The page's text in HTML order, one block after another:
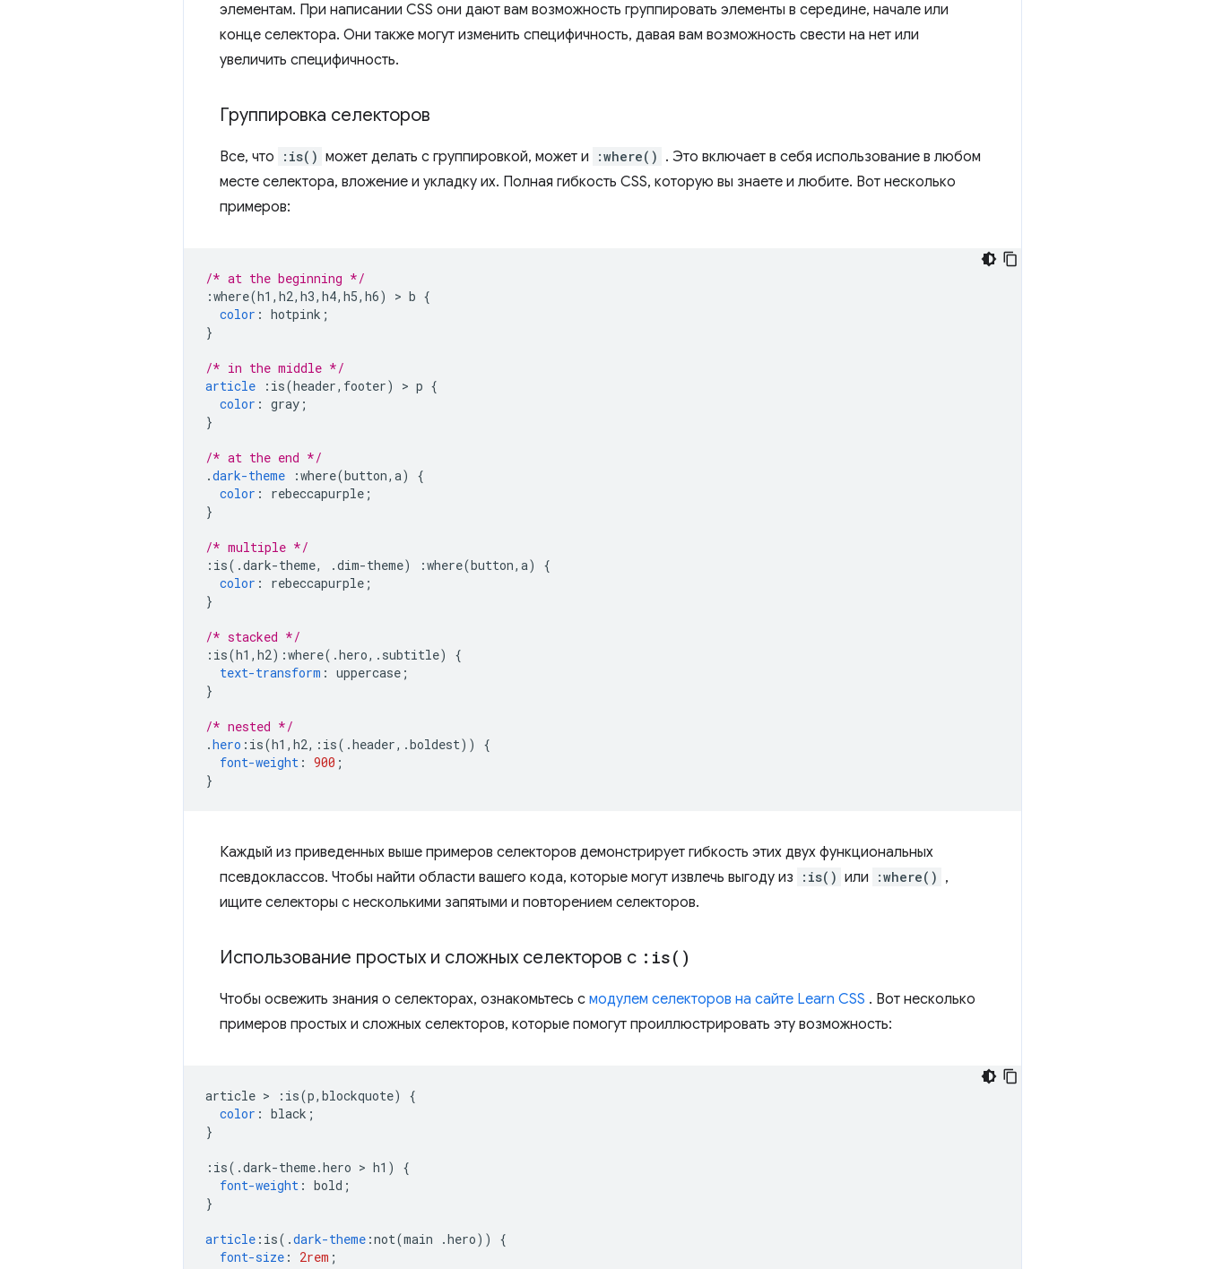
элементам. При написании CSS они дают вам возможность группировать элементы в середине, начале или
конце селектора. Они также могут изменить специфичность, давая вам возможность свести на нет или
увеличить специфичность.
Группировка селекторов
Все, что :is() может делать с группировкой, может и :where() . Это включает в себя использование в любом
месте селектора, вложение и укладку их. Полная гибкость CSS, которую вы знаете и любите. Вот несколько
примеров:
/* at the beginning */
:where(h1 , h2, h3, h4, h5, h6) > b {
color : hotpink ;
}
/* in the middle */
article
: is(header, footer) > p {
color : gray ;
}
/* at the end */
.dark-theme :where(button, a)
{
color : rebeccapurple ;
}
/* multiple */
: is(.dark-theme, .dim-theme) :where(button, a)
{
color : rebeccapurple ;
}
/* stacked */
: is(h1 , h2):where(.hero,. subtitle)
{
text-transform : uppercase ;
}
/* nested */
.hero : is(h1 , h2,: is(.header,.boldest))
{
font-weight : 900 ;
}
Каждый из приведенных выше примеров селекторов демонстрирует гибкость этих двух функциональных
псевдоклассов. Чтобы найти области вашего кода, которые могут извлечь выгоду из
:is() или :where() ,
ищите селекторы с несколькими запятыми и повторением селекторов.
Использование простых и сложных селекторов с : is( )
Чтобы освежить знания о селекторах, ознакомьтесь с модулем селекторов на сайте Learn CSS . Вот несколько
примеров простых и сложных селекторов, которые помогут проиллюстрировать эту возможность:
article > : is(p, blockquote)
{
color : black ;
}
: is(.dark-theme.hero > h1 )
{
font-weight : bold ;
}
article : is(.dark-theme :not(main .hero))
{
font-size : 2rem ;